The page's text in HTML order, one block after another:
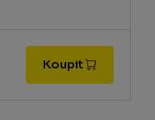
Koupit